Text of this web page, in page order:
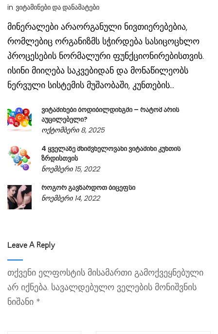
in Ვიტამინები Და Დანამატები
მინერალები არაორგანული ნივთიერებებია,
რომლებიც ორგანიზმს სჭირდება სასიცოცხლო
პროცესების ნორმალური ფუნქციონირებისთვის.
ისინი მიიღება საკვებიდან და მონაწილეობს
ნერვული სისტემის მუშაობაში, კუნთების...
ვიტამინები ბოდიბილდინგში – რატომ არის
აუცილებელი?
ოქტომბერი 8, 2025
4 ყველაზე მნიშვნელოვანი ვიტამინი კუნთის
ზრდისთვის
ნოემბერი 15, 2022
როგორ გავზარდოთ ბიცეფსი
ნოემბერი 14, 2022
Leave A Reply
თქვენი ელფოსტის მისამართი გამოქვეყნებული
არ იქნება. სავალდებულო ველების მონიშვნის
ნიშანი *